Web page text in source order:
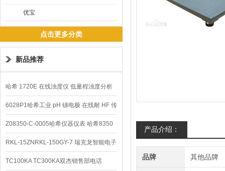
优宝
点击更多分类
新品推荐
哈希 1720E 在线浊度仪 低量程浊度分析
仪
6028P1哈希工业 pH 锑电极 在线耐 HF 传
感器
Z08350-C-0005哈希仪器仪表 哈希8350
sc在线PH电极
RKL-15ZNRKL-150GY-7 瑞克龙智能电子
秤
TC100KA TC300KA双杰销售部电话
产品介绍：
品牌 其他品牌